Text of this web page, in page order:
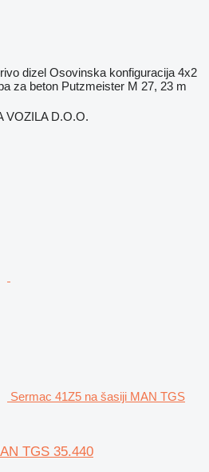
dizel Osovinska konfiguracija 4x2
za beton Putzmeister M 27, 23 m
VOZILA D.O.O.
Sermac 41Z5 na šasiji MAN TGS
TGS 35.440